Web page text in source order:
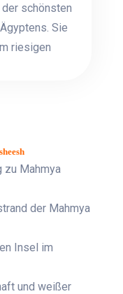
schönsten
Sie
riesigen
zu Mahmya
der Mahmya
Insel im
und weißer